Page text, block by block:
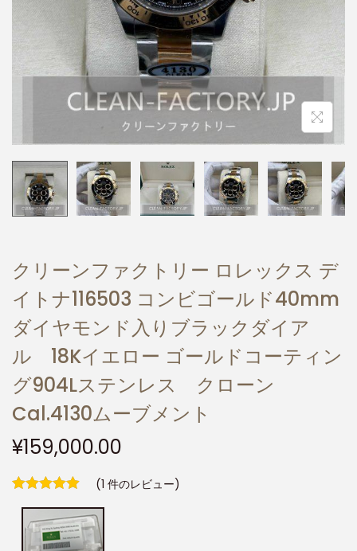
クリーンファクトリー ロレックス デ
イトナ116503 コンビゴールド40mm
ダイヤモンド入りブラックダイア
ル 18Kイエロー ゴールドコーティン
グ904Lステンレス クローン
Cal.4130ムーブメント
¥159,000.00
(1 件のレビュー)